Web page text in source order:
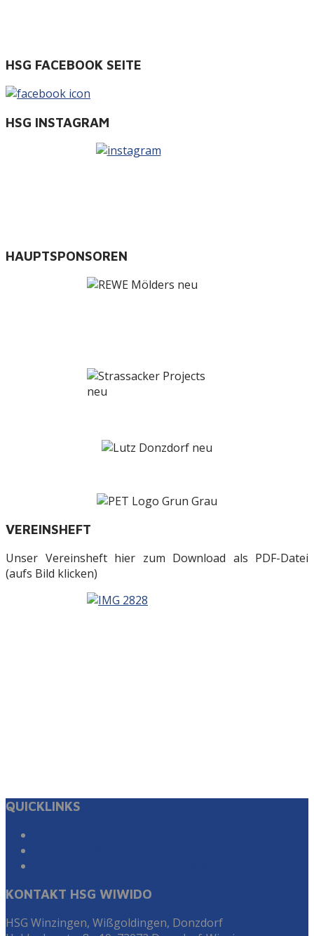
HSG FACEBOOK SEITE
HSG INSTAGRAM
HAUPTSPONSOREN
VEREINSHEFT
Unser Vereinsheft hier zum Download als PDF-Datei
(aufs Bild klicken)
QUICKLINKS
KONTAKT HSG WIWIDO
HSG Winzingen, Wißgoldingen, Donzdorf